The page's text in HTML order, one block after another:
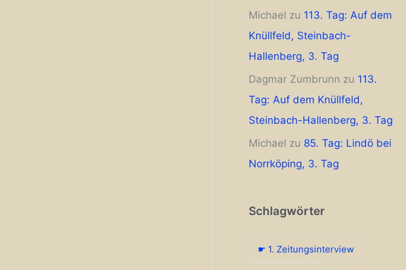
Michael zu 113. Tag: Auf dem
Knüllfeld, Steinbach-
Hallenberg, 3. Tag
Dagmar Zumbrunn zu 113.
Tag: Auf dem Knüllfeld,
Steinbach-Hallenberg, 3. Tag
Michael zu 85. Tag: Lindö bei
Norrköping, 3. Tag
Schlagwörter
☛ 1. Zeitungsinterview